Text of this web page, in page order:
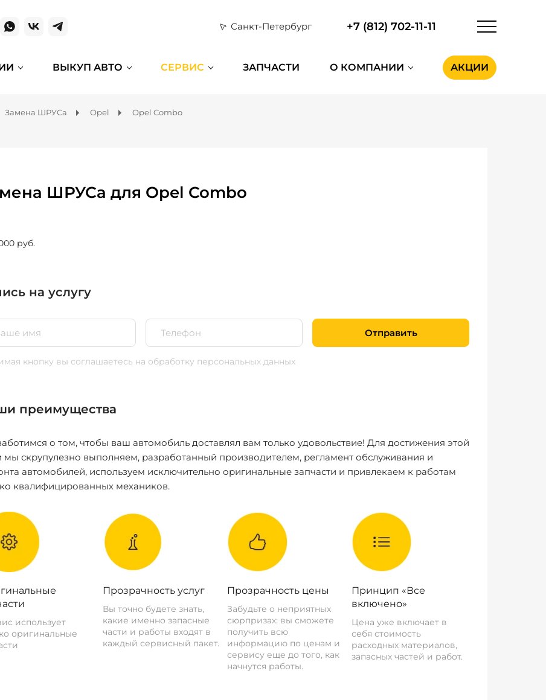
Санкт-Петербург +7 (812) 702-11-11
ВЫКУП АВТО СЕРВИС ЗАПЧАСТИ О КОМПАНИИ АКЦИИ
Замена ШРУСа Opel Opel Combo
ШРУСа для Opel Combo
руб.
на услугу
Отправить
кнопку вы соглашаетесь на обработку персональных данных
преимущества
о том, чтобы ваш автомобиль доставлял вам только удовольствие! Для достижения этой
мы скрупулезно выполняем, разработанный производителем, регламент обслуживания и
автомобилей, используем исключительно оригинальные запчасти и привлекаем к работам
квалифицированных механиков.
использует
оригинальные
Прозрачность услуг
Вы точно будете знать,
какие именно запасные
части и работы входят в
каждый сервисный пакет.
Прозрачность цены
Забудьте о неприятных
сюрпризах: вы сможете
получить всю
информацию по ценам и
сервису еще до того, как
начнутся работы.
Принцип «Все
включено»
Цена уже включает в
себя стоимость
расходных материалов,
запасных частей и работ.